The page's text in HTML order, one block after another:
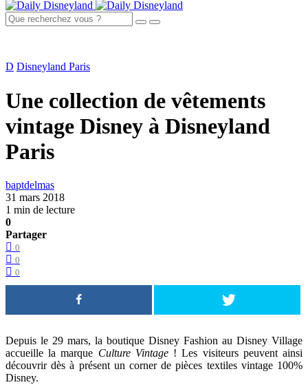
D Disneyland Paris
Une collection de vêtements
vintage Disney à Disneyland
Paris
baptdelmas
31 mars 2018
1 min de lecture
0
Partager
0
0
0
Depuis le 29 mars, la boutique Disney Fashion au Disney Village
accueille la marque Culture Vintage! Les visiteurs peuvent ainsi
découvrir dès à présent un corner de pièces textiles vintage 100%
Disney.